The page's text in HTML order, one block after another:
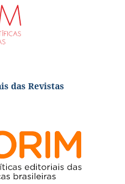
das Revistas